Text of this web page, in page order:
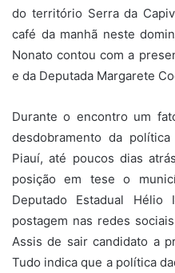
do território Serra da
café da manhã neste
Nonato contou com a
e da Deputada Margarete
Durante o encontro um
desdobramento da
Piauí, até poucos dias
posição em tese o
Deputado Estadual Hélio
postagem nas redes
Assis de sair candidato a
Tudo indica que a política